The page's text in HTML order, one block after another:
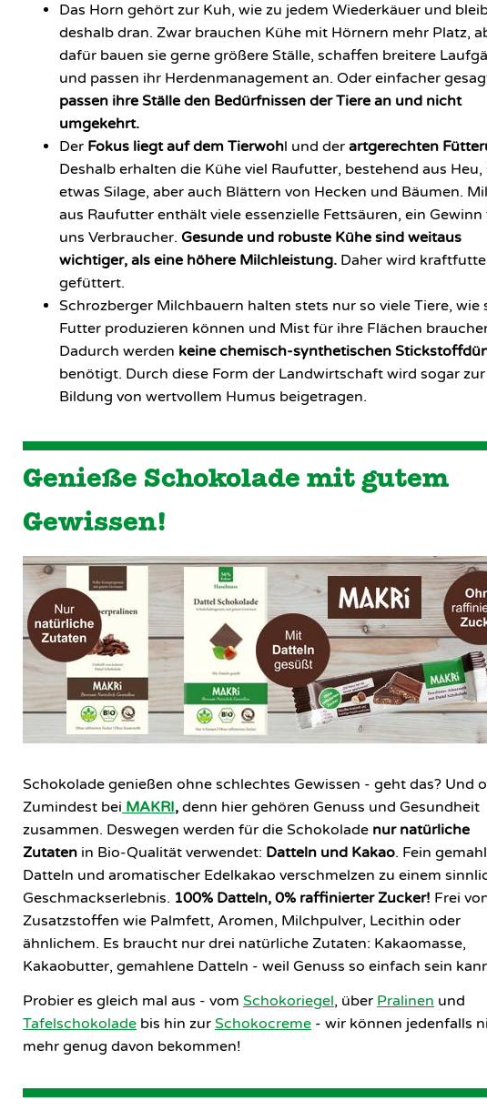
Das Horn gehört zur Kuh, wie zu jedem Wiederkäuer und
deshalb dran. Zwar brauchen Kühe mit Hörnern mehr Platz,
dafür bauen sie gerne größere Ställe, schaffen breitere
und passen ihr Herdenmanagement an. Oder einfacher
passen ihre Ställe den Bedürfnissen der Tiere an und nicht
umgekehrt.
Der Fokus liegt auf dem Tierwohl und der artgerechten
Deshalb erhalten die Kühe viel Raufutter, bestehend aus Heu,
etwas Silage, aber auch Blättern von Hecken und Bäumen.
aus Raufutter enthält viele essenzielle Fettsäuren, ein
uns Verbraucher. Gesunde und robuste Kühe sind weitaus
wichtiger, als eine höhere Milchleistung. Daher wird
gefüttert.
Schrozberger Milchbauern halten stets nur so viele Tiere, wie
Futter produzieren können und Mist für ihre Flächen
Dadurch werden keine chemisch-synthetischen
benötigt. Durch diese Form der Landwirtschaft wird sogar zur
Bildung von wertvollem Humus beigetragen.
Genieße Schokolade mit gutem
Gewissen!
Schokolade genießen ohne schlechtes Gewissen - geht das? Und
Zumindest bei MAKRI, denn hier gehören Genuss und Gesundheit
zusammen. Deswegen werden für die Schokolade nur natürliche
Zutaten in Bio-Qualität verwendet: Datteln und Kakao. Fein
Datteln und aromatischer Edelkakao verschmelzen zu einem
Geschmackserlebnis. 100% Datteln, 0% raffinierter Zucker! Frei
Zusatzstoffen wie Palmfett, Aromen, Milchpulver, Lecithin oder
ähnlichem. Es braucht nur drei natürliche Zutaten: Kakaomasse,
Kakaobutter, gemahlene Datteln - weil Genuss so einfach sein
Probier es gleich mal aus - vom Schokoriegel, über Pralinen und
Tafelschokolade bis hin zur Schokocreme - wir können jedenfalls
mehr genug davon bekommen!